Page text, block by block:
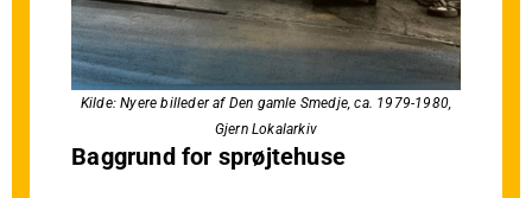
Kilde: Nyere billeder af Den gamle Smedje, ca. 1979-1980,
Gjern Lokalarkiv
Baggrund for sprøjtehuse